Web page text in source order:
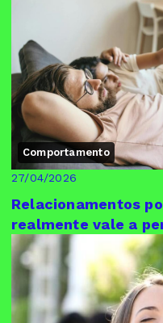
Comportamento
27/04/2026
Relacionamentos
realmente vale a